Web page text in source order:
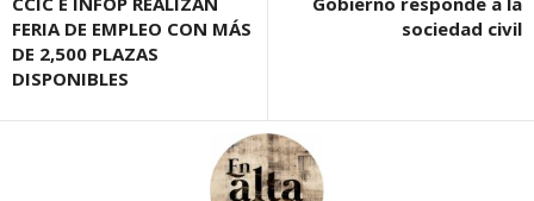
FERIA DE EMPLEO CON MÁS
DE 2,500 PLAZAS
DISPONIBLES
sociedad civil